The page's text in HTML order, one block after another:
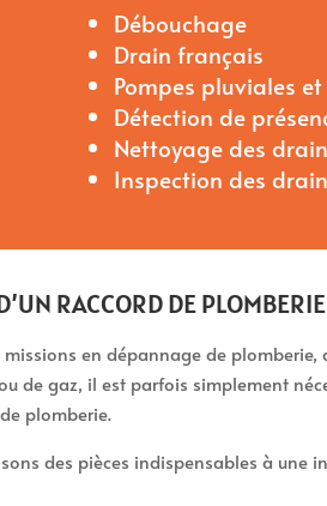
Débouchage
Drain français
Pompes pluviales
Détection de
Nettoyage des
Inspection des
RACCORD DE
missions en dépannage de plomberie,
de gaz, il est parfois simplement
plomberie.
des pièces indispensables à une